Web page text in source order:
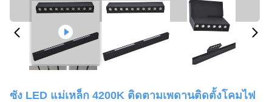
ซัง LED แม่เหล็ก 4200K ติดตามเพดานติดตั้งโคมไฟ